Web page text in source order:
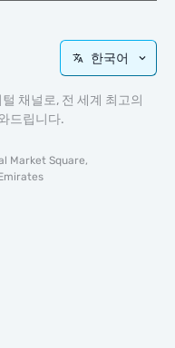
한국어
채널로, 전 세계 최고의
드립니다.
Market Square,